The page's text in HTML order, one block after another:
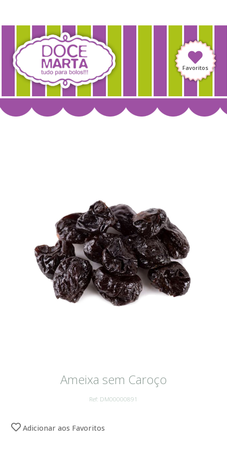
Favoritos
Ameixa sem Caroço
Ref: DM00000891
Adicionar aos Favoritos